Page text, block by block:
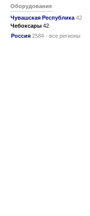
Оборудование
Чувашская Республика 42
Чебоксары 42
Россия 2584 - все регионы